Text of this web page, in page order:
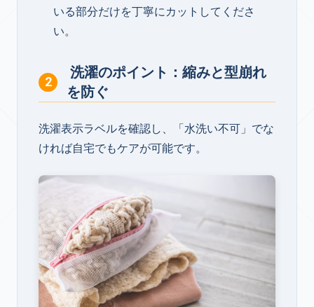
いる部分だけを丁寧にカットしてくださ
い。
洗濯のポイント：縮みと型崩れ
を防ぐ
洗濯表示ラベルを確認し、「水洗い不可」でな
ければ自宅でもケアが可能です。